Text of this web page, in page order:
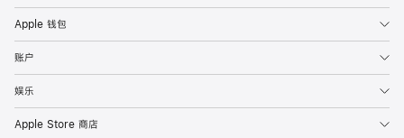
Apple 钱包
账户
娱乐
Apple Store 商店